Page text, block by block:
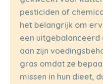
pesticiden of
het belangrijk om
een
aan zijn
gras omdat ze
missen in hun dieet,